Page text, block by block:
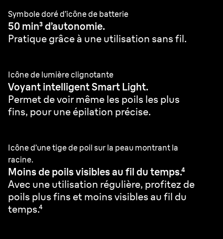
Symbole doré d’icône de batterie
50 min³ d’autonomie.
Pratique grâce à une utilisation sans fil.
Icône de lumière clignotante
Voyant intelligent Smart Light.
Permet de voir même les poils les plus
fins, pour une épilation précise.
Icône d’une tige de poil sur la peau montrant la
racine.
Moins de poils visibles au fil du temps.⁴
Avec une utilisation régulière, profitez de
poils plus fins et moins visibles au fil du
temps.⁴